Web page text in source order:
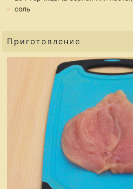
соль
Приготовление